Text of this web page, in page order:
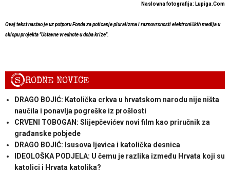
Naslovna fotografija: Lupiga.Com
Ovaj tekst nastao je uz potporu Fonda za poticanje pluralizma i raznovrsnosti elektroničkih medija u
sklopu projekta "Ustavne vrednote u doba krize".
SRODNE NOVICE
DRAGO BOJIĆ: Katolička crkva u hrvatskom narodu nije ništa
naučila i ponavlja pogreške iz prošlosti
CRVENI TOBOGAN: Slijepčevićev novi film kao priručnik za
građanske pobjede
DRAGO BOJIĆ: ​Isusova ljevica i katolička desnica
IDEOLOŠKA PODJELA: U čemu je razlika između Hrvata koji su
katolici i Hrvata katolika?